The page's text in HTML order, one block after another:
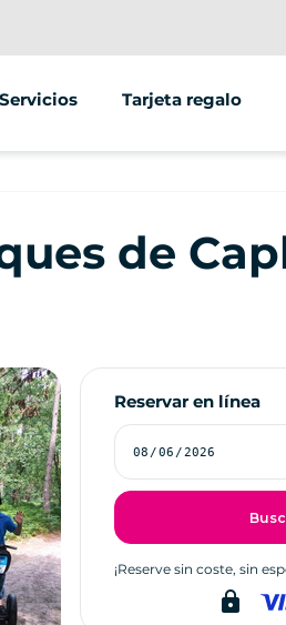
aire libre
Servicios
Animaciones/grupos
Venta de vehículos
Tarjeta regalo
de
Reservar en línea
¡Reserve sin coste, sin
lock